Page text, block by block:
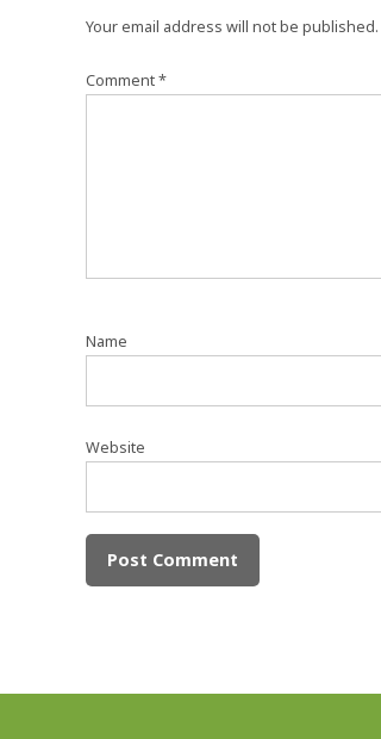
Your email address will not be published.
Comment*
Name
Website